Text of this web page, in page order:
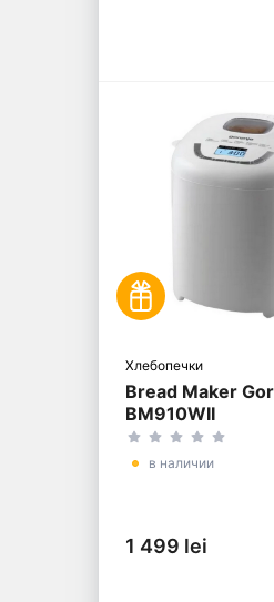
Хлебопечки
Bread Maker
BM910WII
в наличии
1 499 lei